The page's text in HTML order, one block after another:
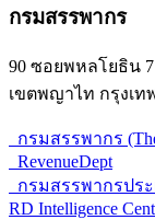
กรมสรรพากร
90 ซอยพหลโยธิน
เขตพญาไท กรุงเท
กรมสรรพากร (The
RevenueDept
กรมสรรพากรประ
RD Intelligence